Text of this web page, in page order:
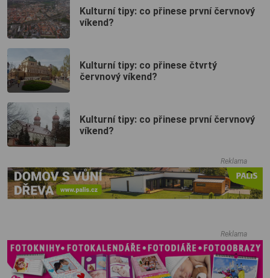
Kulturní tipy: co přinese první červnový
víkend?
Kulturní tipy: co přinese čtvrtý
červnový víkend?
Kulturní tipy: co přinese první červnový
víkend?
Reklama
Reklama